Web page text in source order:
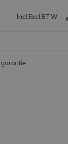
Incl. Excl. BTW